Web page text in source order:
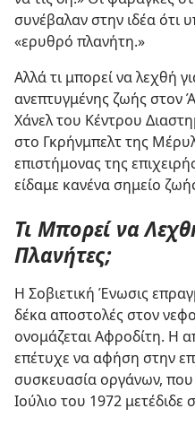
συνέβαλαν στην ιδέα ότι
«ερυθρό πλανήτη.»
Αλλά τι μπορεί να λεχθή
ανεπτυγμένης ζωής
Χάνελ του Κέντρου
στο Γκρήνμπελτ της
επιστήμονας της
είδαμε κανένα σημείο
Τι Μπορεί να
Πλανήτες;
Η Σοβιετική Ένωσις
δέκα αποστολές στον
ονομάζεται Αφροδίτη. Η
επέτυχε να αφήση στην
συσκευασία οργάνων, που
Ιούλιο του 1972